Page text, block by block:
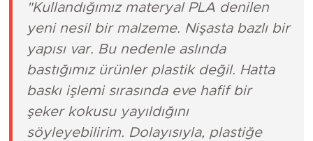
"Kullandığımız materyal PLA denilen
yeni nesil bir malzeme. Nişasta bazlı bir
yapısı var. Bu nedenle aslında
bastığımız ürünler plastik değil. Hatta
baskı işlemi sırasında eve hafif bir
şeker kokusu yayıldığını
söyleyebilirim. Dolayısıyla, plastiğe